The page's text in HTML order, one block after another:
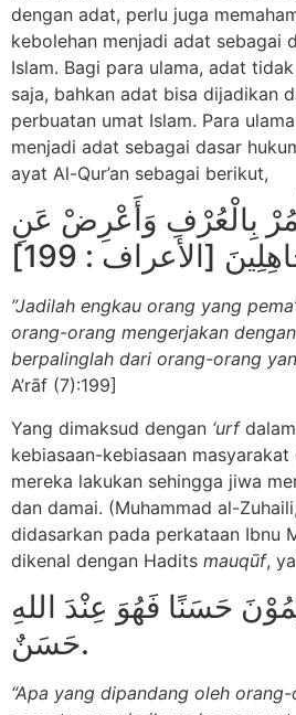
dengan adat, perlu juga
kebolehan menjadi adat sebagai
Islam. Bagi para ulama, adat
saja, bahkan adat bisa dijadikan
perbuatan umat Islam. Para
menjadi adat sebagai dasar
ayat Al-Qur’an sebagai berikut,
بِالْعُرْفِ وَأَعْرِضْ عَنِ
[الأعراف : 199]
”Jadilah engkau orang yang
orang-orang mengerjakan
berpalinglah dari orang-orang
A’rāf (7):199]
Yang dimaksud dengan ‘urf
kebiasaan-kebiasaan
mereka lakukan sehingga jiwa
dan damai. (Muhammad al-
didasarkan pada perkataan Ibnu
dikenal dengan Hadits mauqūf,
حَسَنًا فَهُوَ عِنْدَ اللهِ
حَسَنٌ.
“Apa yang dipandang oleh